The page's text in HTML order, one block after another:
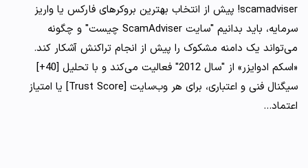
scamadviser! پیش از انتخاب بهترین بروکرهای فارکس یا واریز
سرمایه، باید بدانیم "سایت ScamAdviser چیست" و چگونه
می‌تواند یک دامنه مشکوک را پیش از انجام تراکنش آشکار کند.
«اسکم ادوایزر» از "سال 2012" فعالیت می‌کند و با تحلیل [40+]
سیگنال فنی و اعتباری، برای هر وب‌سایت [Trust Score] یا امتیاز
اعتماد…